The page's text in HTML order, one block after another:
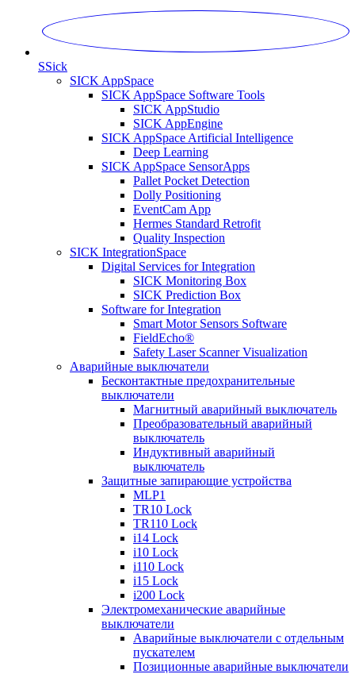
SSick
SICK AppSpace
SICK AppSpace Software Tools
SICK AppStudio
SICK AppEngine
SICK AppSpace Artificial Intelligence
Deep Learning
SICK AppSpace SensorApps
Pallet Pocket Detection
Dolly Positioning
EventCam App
Hermes Standard Retrofit
Quality Inspection
SICK IntegrationSpace
Digital Services for Integration
SICK Monitoring Box
SICK Prediction Box
Software for Integration
Smart Motor Sensors Software
FieldEcho®
Safety Laser Scanner Visualization
Аварийные выключатели
Бесконтактные предохранительные
выключатели
Магнитный аварийный выключатель
Преобразовательный аварийный
выключатель
Индуктивный аварийный
выключатель
Защитные запирающие устройства
MLP1
TR10 Lock
TR110 Lock
i14 Lock
i10 Lock
i110 Lock
i15 Lock
i200 Lock
Электромеханические аварийные
выключатели
Аварийные выключатели с отдельным
пускателем
Позиционные аварийные выключатели